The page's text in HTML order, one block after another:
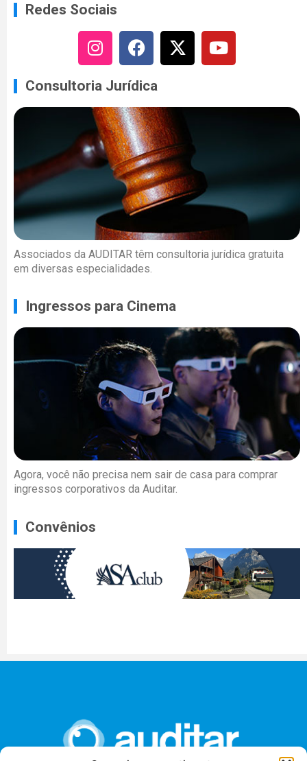
Redes Sociais
Consultoria Jurídica
Associados da AUDITAR têm consultoria jurídica gratuita
em diversas especialidades.
Ingressos para Cinema
Agora, você não precisa nem sair de casa para comprar
ingressos corporativos da Auditar.
Convênios